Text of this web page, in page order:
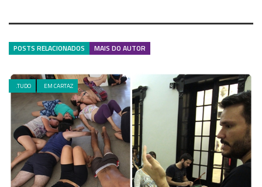
POSTS RELACIONADOS MAIS DO AUTOR
.TUDO EM CARTAZ